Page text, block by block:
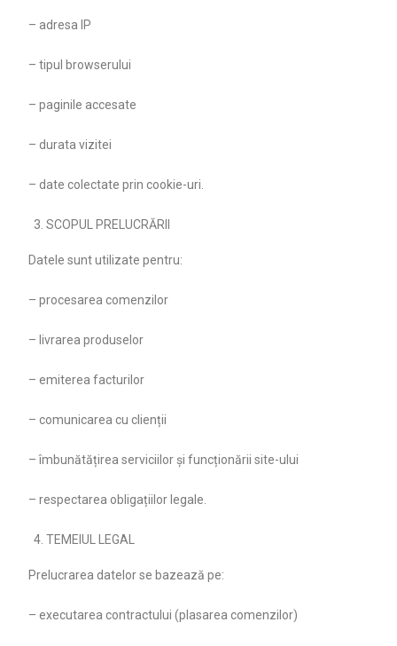
– adresa IP
– tipul browserului
– paginile accesate
– durata vizitei
– date colectate prin cookie-uri.
SCOPUL PRELUCRĂRII
Datele sunt utilizate pentru:
– procesarea comenzilor
– livrarea produselor
– emiterea facturilor
– comunicarea cu clienții
– îmbunătățirea serviciilor și funcționării site-ului
– respectarea obligațiilor legale.
TEMEIUL LEGAL
Prelucrarea datelor se bazează pe:
– executarea contractului (plasarea comenzilor)